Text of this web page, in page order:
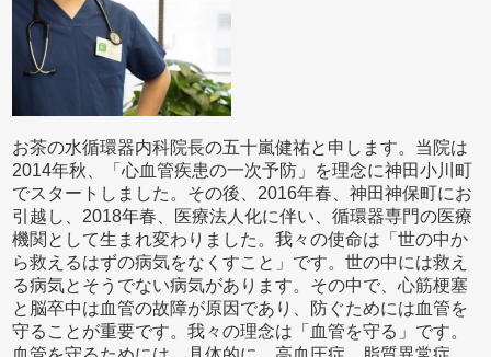
お茶の水循環器内科院長の五十嵐健祐と申します。当院は
2014年秋、「心血管疾患の一次予防」を理念に神田小川町
でスタートしました。その後、2016年春、神田神保町にお
引越し、2018年春、医療法人化に伴い、循環器専門の医療
機関として生まれ変わりました。我々の使命は「世の中か
ら救えるはずの病気をなくすこと」です。世の中には救え
る病気とそうでない病気があります。その中で、心筋梗塞
と脳卒中は血管の故障が原因であり、防ぐためには血管を
守ることが重要です。我々の理念は「血管を守る」です。